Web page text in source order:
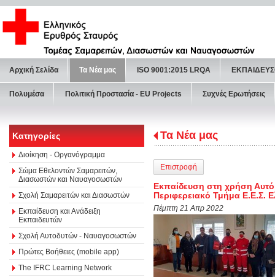
Αρχική Σελίδα Τα Νέα μας ISO 9001:2015 LRQA
Πολυμέσα Πολιτική Προστασία - ΕU Projects Συχνές Ερωτήσεις
Κατηγορίες
Διοίκηση - Οργανόγραμμα
Σώμα Εθελοντών Σαμαρειτών,
Διασωστών και Ναυαγοσωστών
Σχολή Σαμαρειτών και Διασωστών
Εκπαίδευση και Ανάδειξη
Εκπαιδευτών
Σχολή Αυτοδυτών - Ναυαγοσωστών
Πρώτες Βοήθειες (mobile app)
The IFRC Learning Network
Τα Νέα μας
Επιστροφή
Εκπαίδευση στη χρήση
Περιφερειακό Τμήμα Ε.Ε.Σ.
Πέμπτη 21 Απρ 2022